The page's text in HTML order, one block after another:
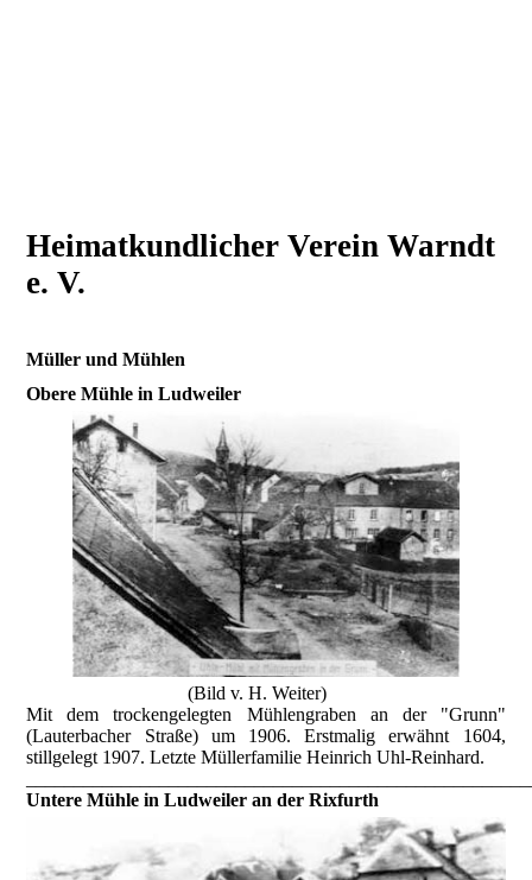
Heimatkundlicher Verein Warndt
e. V.
Müller und Mühlen
Obere Mühle in Ludweiler
(Bild v. H. Weiter)
Mit dem trockengelegten Mühlengraben an der "Grunn"
(Lauterbacher Straße) um 1906. Erstmalig erwähnt 1604,
stillgelegt 1907. Letzte Müllerfamilie Heinrich Uhl-Reinhard.
Untere Mühle in Ludweiler an der Rixfurth